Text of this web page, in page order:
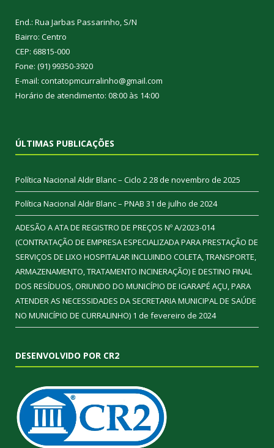
End.: Rua Jarbas Passarinho, S/N
Bairro: Centro
CEP: 68815-000
Fone: (91) 99350-3920
E-mail: contatopmcurralinho@gmail.com
Horário de atendimento: 08:00 às 14:00
ÚLTIMAS PUBLICAÇÕES
Política Nacional Aldir Blanc – Ciclo 228 de novembro de 2025
Política Nacional Aldir Blanc – PNAB 31 de julho de 2024
ADESÃO A ATA DE REGISTRO DE PREÇOS Nº A/2023-014
(CONTRATAÇÃO DE EMPRESA ESPECIALIZADA PARA PRESTAÇÃO DE
SERVIÇOS DE LIXO HOSPITALAR INCLUINDO COLETA, TRANSPORTE,
ARMAZENAMENTO, TRATAMENTO INCINERAÇÃO) E DESTINO FINAL
DOS RESÍDUOS, ORIUNDO DO MUNICÍPIO DE IGARAPÉ AÇU, PARA
ATENDER AS NECESSIDADES DA SECRETARIA MUNICIPAL DE SAÚDE
NO MUNICÍPIO DE CURRALINHO) 1 de fevereiro de 2024
DESENVOLVIDO POR CR2